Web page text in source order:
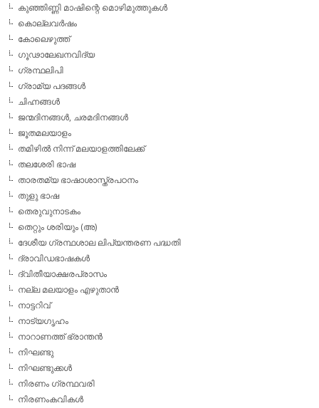
കുഞ്ഞിണ്ണി മാഷിന്റെ മൊഴിമുത്തുകള്‍
കൊല്ലവര്‍ഷം
കോലെഴുത്ത്
ഗൂഢാലേഖനവിദ്യ
ഗ്രന്ഥലിപി
ഗ്രാമ്യ പദങ്ങള്‍
ചിഹ്നങ്ങള്‍
ജന്മദിനങ്ങള്‍, ചരമദിനങ്ങള്‍
ജൂതമലയാളം
തമിഴില്‍ നിന്ന് മലയാളത്തിലേക്ക്
തലശേരി ഭാഷ
താരതമ്യ ഭാഷാശാസ്ത്രപഠനം
തുളു ഭാഷ
തെരുവുനാടകം
തെറ്റും ശരിയും (അ)
ദേശീയ ഗ്രന്ഥശാല ലിപ്യന്തരണ പദ്ധതി
ദ്രാവിഡഭാഷകള്‍
ദ്വിതീയാക്ഷരപ്രാസം
നല്ല മലയാളം എഴുതാന്‍
നാട്ടറിവ്
നാട്യഗൃഹം
നാറാണത്ത് ഭ്രാന്തന്‍
നിഘണ്ടു
നിഘണ്ടുക്കള്‍
നിരണം ഗ്രന്ഥവരി
നിരണംകവികള്‍